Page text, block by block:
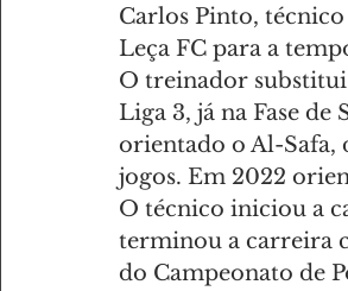
Carlos Pinto,
Leça FC para a
O treinador substitui
Liga 3, já na Fase
orientado o Al-Safa,
jogos. Em 2022
O técnico iniciou a
terminou a carreira
do Campeonato de